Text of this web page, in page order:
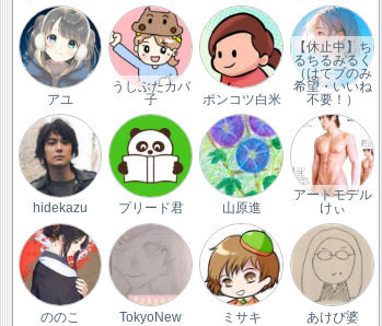
アユ
うしぶたカバ
子
ポンコツ白米
【休止中】ち
るちるみるく
（はてブのみ
希望・いいね
不要！）
hidekazu プリード君 山原進
アートモデル
けぃ
ののこ TokyoNew ミサキ あけび婆